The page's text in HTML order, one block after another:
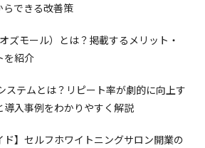
らできる改善策
ズモール）とは？掲載するメリット・
を紹介
ステムとは？リピート率が劇的に向上す
導入事例をわかりやすく解説
ド】セルフホワイトニングサロン開業の